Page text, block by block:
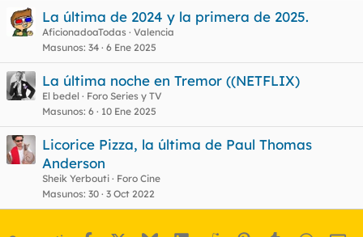
La última de 2024 y la primera de 2025.
AficionadoaTodas Valencia
Masunos 34 6 Ene 2025
La última noche en Tremor ((NETFLIX)
El bedel
Foro Series y TV
Masunos 6 10 Ene 2025
Licorice Pizza, la última de Paul Thomas
Anderson
Sheik Yerbouti
Foro Cine
Masunos 30 3 Oct 2022